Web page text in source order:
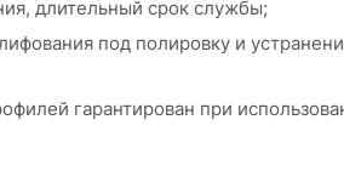
длительный срок службы;
под полировку и
гарантирован при